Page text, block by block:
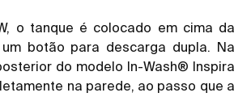
o tanque é colocado em cima da
botão para descarga dupla. Na
do modelo In-Wash® Inspira
na parede, ao passo que a